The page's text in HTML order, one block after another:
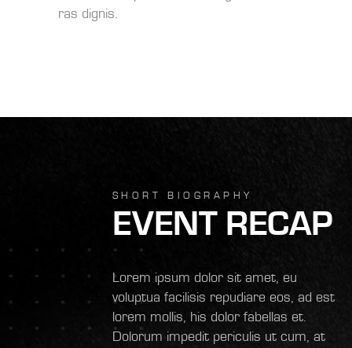
ras dignis.
SHORT BIOGRAPHY
EVENT RECAP
Lorem ipsum dolor sit amet, eu
voluptua facilisis repudiare eos, ad est
lorem mollis, his dolor fabellas et.
Dolorum impedit periculis ut cum, at